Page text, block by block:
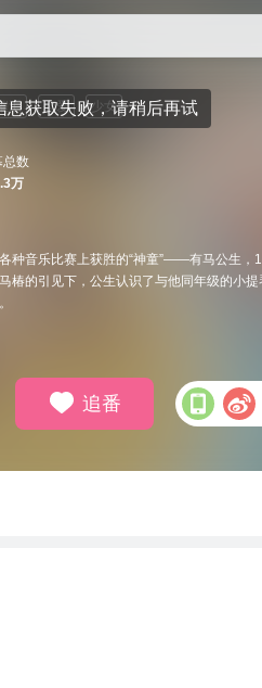
泪 恋爱 少女
总数
万
种音乐比赛上获胜的“神童”——有马公生
椿的引见下，公生认识了与他同年级的
追番
息获取失败，请稍后再试